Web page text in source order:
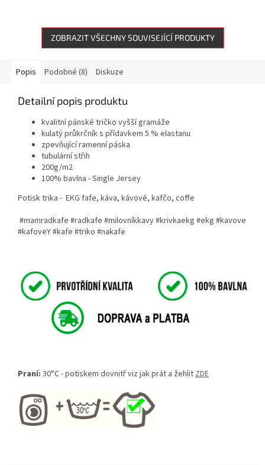
ZOBRAZIT VŠECHNY SOUVISEJÍCÍ PRODUKTY
Popis Podobné (8) Diskuze
Detailní popis produktu
kvalitní pánské tričko vyšší gramáže
kulatý průkrčník s přídavkem 5 % elastanu
zpevňující ramenní páska
tubulární střih
200g/m2
100% bavlna - Single Jersey
Potisk trika - EKG fafe, káva, kávové, kafčo, coffe
#mamradkafe #radkafe #milovníkkavy #krivkaekg #ekg #kavove
#kafoveY #kafe #triko #nakafe
Praní: 30°C - potiskem dovnitř viz jak prát a žehlitZDE